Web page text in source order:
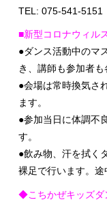
TEL: 075-541-5151
■新型コロナウィル
●ダンス活動中のマ
き、講師も参加者も
●会場は常時換気さ
ます。
●参加当日に体調不
す。
●飲み物、汗を拭く
裸足で行います。途
◆こちかぜキッズ